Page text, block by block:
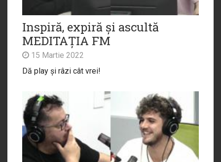
Inspiră, expiră și ascultă
MEDITAȚIA FM
15 Martie 2022
Dă play și râzi cât vrei!